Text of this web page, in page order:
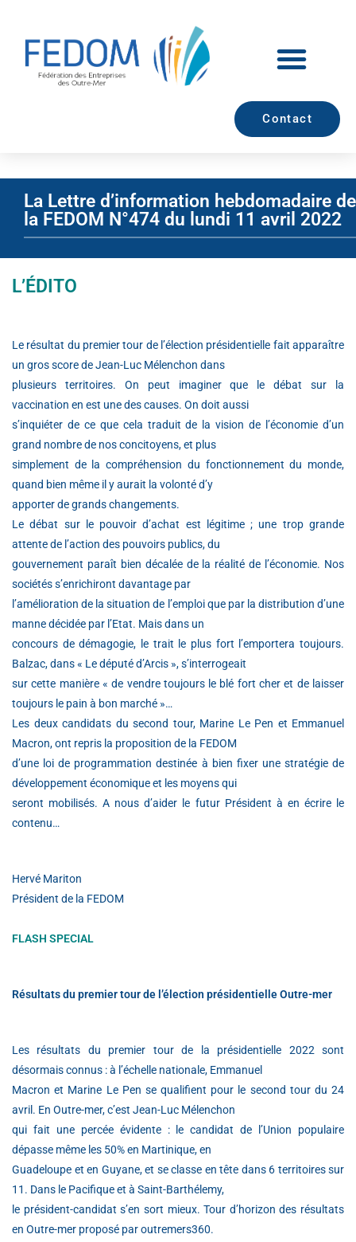
Contact
La Lettre d’information hebdomadaire de
la FEDOM N°474 du lundi 11 avril 2022
L’ÉDITO
Le résultat du premier tour de l’élection présidentielle fait apparaître
un gros score de Jean-Luc Mélenchon dans
plusieurs territoires. On peut imaginer que le débat sur la
vaccination en est une des causes. On doit aussi
s’inquiéter de ce que cela traduit de la vision de l’économie d’un
grand nombre de nos concitoyens, et plus
simplement de la compréhension du fonctionnement du monde,
quand bien même il y aurait la volonté d’y
apporter de grands changements.
Le débat sur le pouvoir d’achat est légitime ; une trop grande
attente de l’action des pouvoirs publics, du
gouvernement paraît bien décalée de la réalité de l’économie. Nos
sociétés s’enrichiront davantage par
l’amélioration de la situation de l’emploi que par la distribution d’une
manne décidée par l’Etat. Mais dans un
concours de démagogie, le trait le plus fort l’emportera toujours.
Balzac, dans « Le député d’Arcis », s’interrogeait
sur cette manière « de vendre toujours le blé fort cher et de laisser
toujours le pain à bon marché »…
Les deux candidats du second tour, Marine Le Pen et Emmanuel
Macron, ont repris la proposition de la FEDOM
d’une loi de programmation destinée à bien fixer une stratégie de
développement économique et les moyens qui
seront mobilisés. A nous d’aider le futur Président à en écrire le
contenu…
Hervé Mariton
Président de la FEDOM
FLASH SPECIAL
Résultats du premier tour de l’élection présidentielle Outre-mer
Les résultats du premier tour de la présidentielle 2022 sont
désormais connus : à l’échelle nationale, Emmanuel
Macron et Marine Le Pen se qualifient pour le second tour du 24
avril. En Outre-mer, c’est Jean-Luc Mélenchon
qui fait une percée évidente : le candidat de l’Union populaire
dépasse même les 50% en Martinique, en
Guadeloupe et en Guyane, et se classe en tête dans 6 territoires sur
11. Dans le Pacifique et à Saint-Barthélemy,
le président-candidat s’en sort mieux. Tour d’horizon des résultats
en Outre-mer proposé par outremers360.